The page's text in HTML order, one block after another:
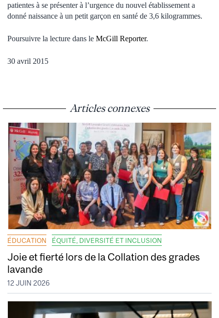
patientes à se présenter à l’urgence du nouvel établissement a
donné naissance à un petit garçon en santé de 3,6 kilogrammes.
Poursuivre la lecture dans le McGill Reporter.
30 avril 2015
Articles connexes
ÉDUCATION ÉQUITÉ, DIVERSITÉ ET INCLUSION
Joie et fierté lors de la Collation des grades
lavande
12 JUIN 2026